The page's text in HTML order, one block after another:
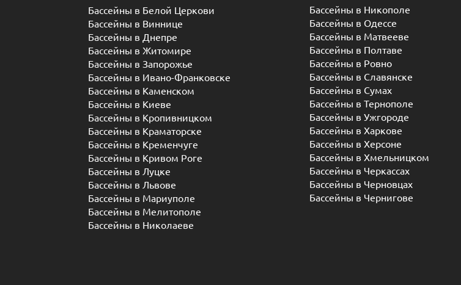
Бассейны в Белой Церкови
Бассейны в Виннице
Бассейны в Днепре
Бассейны в Житомире
Бассейны в Запорожье
Бассейны в Ивано-Франковске
Бассейны в Каменском
Бассейны в Киеве
Бассейны в Кропивницком
Бассейны в Краматорске
Бассейны в Кременчуге
Бассейны в Кривом Роге
Бассейны в Луцке
Бассейны в Львове
Бассейны в Мариуполе
Бассейны в Мелитополе
Бассейны в Николаеве
Бассейны в Никополе
Бассейны в Одессе
Бассейны в Матвееве
Бассейны в Полтаве
Бассейны в Ровно
Бассейны в Славянске
Бассейны в Сумах
Бассейны в Тернополе
Бассейны в Ужгороде
Бассейны в Харкове
Бассейны в Херсоне
Бассейны в Хмельницком
Бассейны в Черкассах
Бассейны в Черновцах
Бассейны в Чернигове